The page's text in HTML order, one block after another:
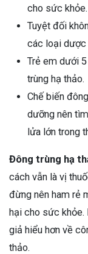
cho sức khỏe.
Tuyệt đối
các loại dược
Trẻ em dưới
trùng hạ thảo.
Chế biến
dưỡng nên
lửa lớn trong
Đông trùng hạ
cách vẫn là vị
đừng nên ham rẻ
hại cho sức khỏe.
giả hiểu hơn về
thảo.